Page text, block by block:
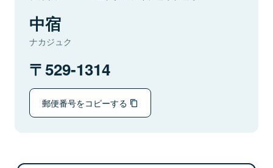
中宿
ナカジュク
529-1314
郵便番号をコピーする